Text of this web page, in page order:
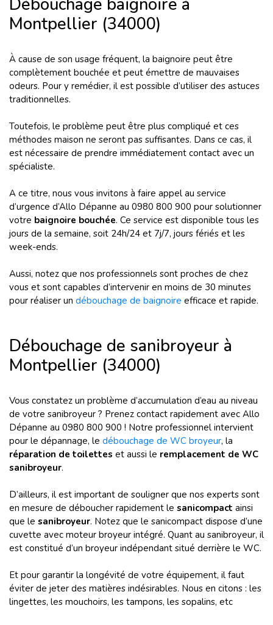
Débouchage baignoire à
Montpellier (34000)
À cause de son usage fréquent, la baignoire peut être
complètement bouchée et peut émettre de mauvaises
odeurs. Pour y remédier, il est possible d’utiliser des astuces
traditionnelles.
Toutefois, le problème peut être plus compliqué et ces
méthodes maison ne seront pas suffisantes. Dans ce cas, il
est nécessaire de prendre immédiatement contact avec un
spécialiste.
A ce titre, nous vous invitons à faire appel au service
d’urgence d’Allo Dépanne au 0980 800 900 pour solutionner
votre baignoire bouchée. Ce service est disponible tous les
jours de la semaine, soit 24h/24 et 7j/7, jours fériés et les
week-ends.
Aussi, notez que nos professionnels sont proches de chez
vous et sont capables d’intervenir en moins de 30 minutes
pour réaliser un débouchage de baignoire efficace et rapide.
Débouchage de sanibroyeur à
Montpellier (34000)
Vous constatez un problème d’accumulation d’eau au niveau
de votre sanibroyeur ? Prenez contact rapidement avec Allo
Dépanne au 0980 800 900 ! Notre professionnel intervient
pour le dépannage, le débouchage de WC broyeur, la
réparation de toilettes et aussi le remplacement de WC
sanibroyeur.
D’ailleurs, il est important de souligner que nos experts sont
en mesure de déboucher rapidement le sanicompact ainsi
que le sanibroyeur. Notez que le sanicompact dispose d’une
cuvette avec moteur broyeur intégré. Quant au sanibroyeur, il
est constitué d’un broyeur indépendant situé derrière le WC.
Et pour garantir la longévité de votre équipement, il faut
éviter de jeter des matières indésirables. Nous en citons : les
lingettes, les mouchoirs, les tampons, les sopalins, etc